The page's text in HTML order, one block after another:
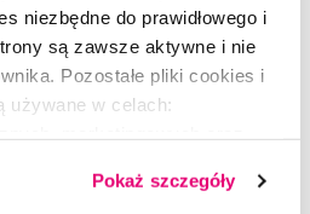
niezbędne do prawidłowego i
są zawsze aktywne i nie
Pozostałe pliki cookies i
używane w celach:
cookies i technologie
Pokaż szczegóły